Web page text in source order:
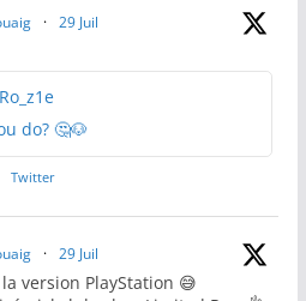
· 29 Juil
do? 🤔🐶
Twitter
· 29 Juil
version PlayStation 😅